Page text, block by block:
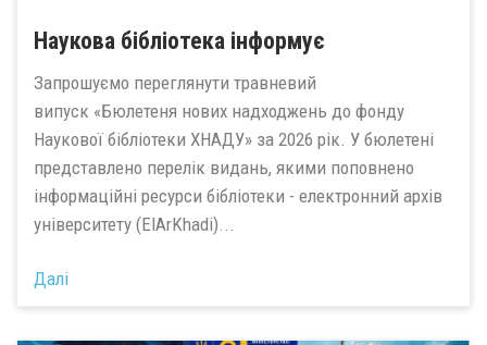
Наукова бібліотека інформує
Запрошуємо переглянути травневий
випуск «Бюлетеня нових надходжень до фонду
Наукової бібліотеки ХНАДУ» за 2026 рік. У бюлетені
представлено перелік видань, якими поповнено
інформаційні ресурси бібліотеки - електронний архів
університету (ElArKhadi)...
Далі